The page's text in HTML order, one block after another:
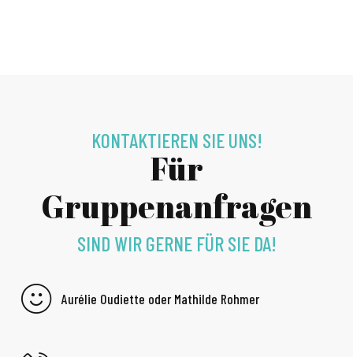
KONTAKTIEREN SIE UNS!
Für
Gruppenanfragen
SIND WIR GERNE FÜR SIE DA!
Aurélie Oudiette oder Mathilde Rohmer